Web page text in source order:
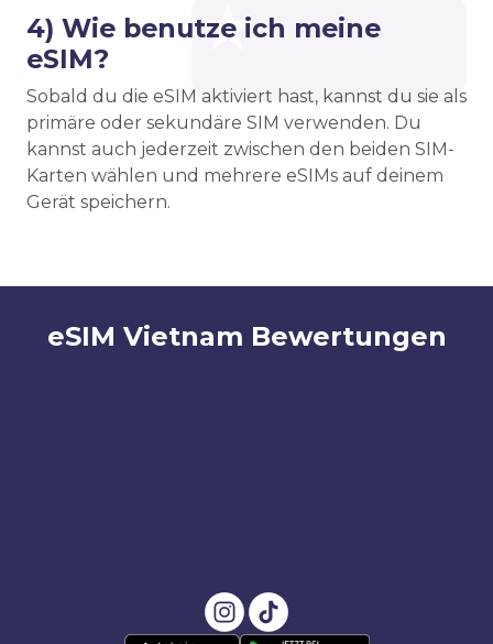
4) Wie benutze ich meine
eSIM?
Sobald du die eSIM aktiviert hast, kannst du sie als
primäre oder sekundäre SIM verwenden. Du
kannst auch jederzeit zwischen den beiden SIM-
Karten wählen und mehrere eSIMs auf deinem
Gerät speichern.
eSIM Vietnam Bewertungen